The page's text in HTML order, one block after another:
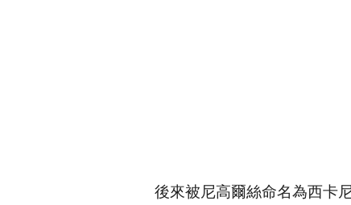
後來被尼高爾絲命名為西卡